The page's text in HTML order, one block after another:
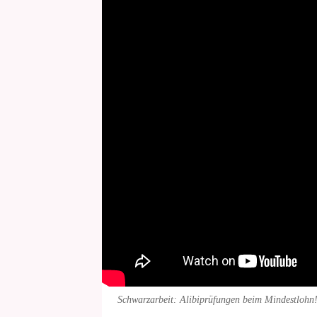
Schwarzarbeit: Alibiprüfungen beim Mindestlohn!